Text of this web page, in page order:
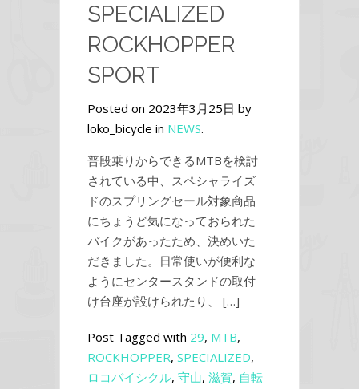
SPECIALIZED
ROCKHOPPER
SPORT
Posted on 2023年3月25日 by
loko_bicycle in NEWS.
普段乗りからできるMTBを検討
されている中、スペシャライズ
ドのスプリングセール対象商品
にちょうど気になっておられた
バイクがあったため、決めいた
だきました。日常使いが便利な
ようにセンタースタンドの取付
け台座が設けられたり、 […]
Post Tagged with 29, MTB,
ROCKHOPPER, SPECIALIZED,
ロコバイシクル, 守山, 滋賀, 自転